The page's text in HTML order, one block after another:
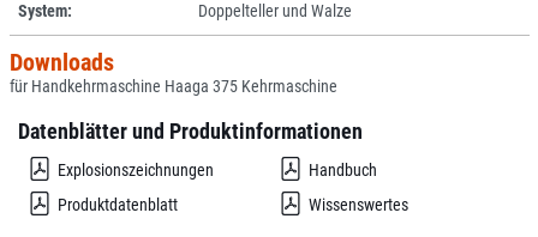
System:
Doppelteller und Walze
Downloads
für Handkehrmaschine Haaga 375 Kehrmaschine
Datenblätter und Produktinformationen
Explosionszeichnungen
Handbuch
Produktdatenblatt
Wissenswertes